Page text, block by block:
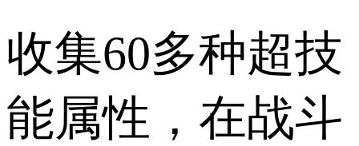
收集60多种超技
能属性，在战斗